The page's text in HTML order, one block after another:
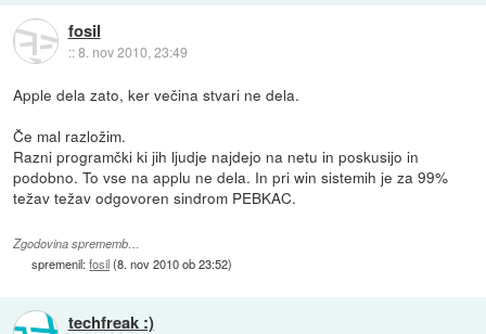
fosil
::8. nov 2010, 23:49
Apple dela zato, ker večina stvari ne dela.
Če mal razložim.
Razni programčki ki jih ljudje najdejo na netu in poskusijo in
podobno. To vse na applu ne dela. In pri win sistemih je za 99%
težav težav odgovoren sindrom PEBKAC.
Zgodovina sprememb…
spremenil:fosil(8. nov 2010 ob 23:52)
techfreak :)